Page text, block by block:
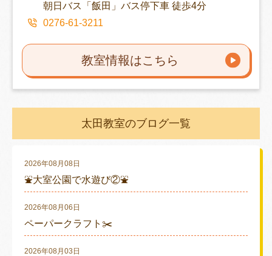
朝日バス「飯田」バス停下車 徒歩4分
0276-61-3211
教室情報はこちら
太田教室のブログ一覧
2026年08月08日
⛲大室公園で水遊び②⛲
2026年08月06日
ペーパークラフト✂️
2026年08月03日